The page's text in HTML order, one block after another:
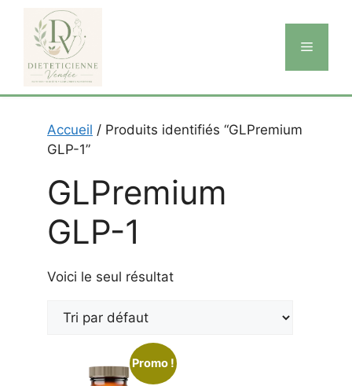
contenu
Menu
Accueil / Produits identifiés “GLPremium
GLP-1”
GLPremium
GLP-1
Voici le seul résultat
Promo !